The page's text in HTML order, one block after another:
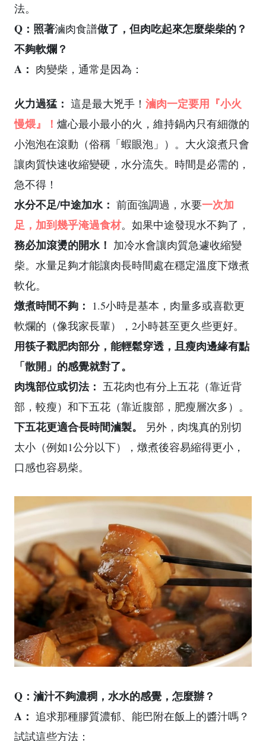
法。
Q：照著滷肉食譜做了，但肉吃起來怎麼柴柴的？
不夠軟爛？
A： 肉變柴，通常是因為：
火力過猛： 這是最大兇手！ 滷肉一定要用『小火
慢煨』！ 爐心最小最小的火，維持鍋內只有細微的
小泡泡在滾動（俗稱「蝦眼泡」）。大火滾煮只會
讓肉質快速收縮變硬，水分流失。時間是必需的，
急不得！
水分不足/中途加水： 前面強調過，水要一次加
足，加到幾乎淹過食材。如果中途發現水不夠了，
務必加滾燙的開水！ 加冷水會讓肉質急遽收縮變
柴。水量足夠才能讓肉長時間處在穩定溫度下燉煮
軟化。
燉煮時間不夠： 1.5小時是基本，肉量多或喜歡更
軟爛的（像我家長輩），2小時甚至更久些更好。
用筷子戳肥肉部分，能輕鬆穿透，且瘦肉邊緣有點
「散開」的感覺就對了。
肉塊部位或切法： 五花肉也有分上五花（靠近背
部，較瘦）和下五花（靠近腹部，肥瘦層次多）。
下五花更適合長時間滷製。
另外，肉塊真的別切
太小（例如1公分以下），燉煮後容易縮得更小，
口感也容易柴。
Q：滷汁不夠濃稠，水水的感覺，怎麼辦？
A： 追求那種膠質濃郁、能巴附在飯上的醬汁嗎？
試試這些方法：